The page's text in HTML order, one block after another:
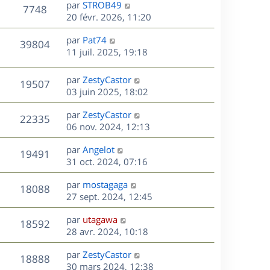
n
i
e
r
m
e
s
s
a
g
e
7748V
u
e
D
e
r
n
i
e
r
m
e
s
s
a
g
e
par STROB49
20 févr. 2026, 11:20
39804V
u
e
D
e
n
i
e
r
m
e
s
s
a
g
e
par Pat74
11 juil. 2025, 19:18
19507V
u
D
e
r
n
i
e
r
m
e
s
s
a
g
e
par ZestyCastor
03 juin 2025, 18:02
22335V
u
s
D
e
r
n
i
e
r
m
e
s
s
a
g
par ZestyCastor
06 nov. 2024, 12:13
19491
u
e
s
D
e
r
n
i
e
r
m
e
s
par Angelot
31 oct. 2024, 07:16
18088V
u
e
s
D
e
r
n
i
e
r
par mostagaga
27 sept. 2024, 12:45
18592V
u
e
D
e
r
n
i
par utagawa
28 avr. 2024, 10:18
18888V
D
e
par ZestyCastor
30 mars 2024, 12:38